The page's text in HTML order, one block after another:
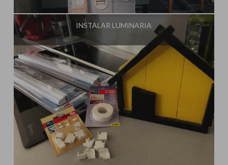
Influencer: Steffido
INSTALAR LUMINARIA
Influencer: